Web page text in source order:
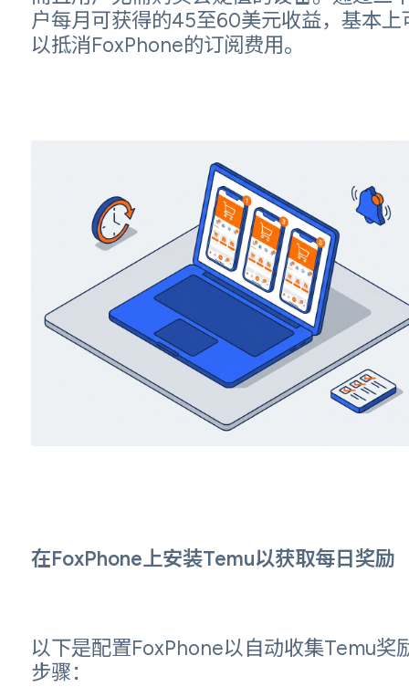
户每月可获得的45至60美元收益，基本上
以抵消FoxPhone的订阅费用。
在FoxPhone上安装Temu以获取每日奖励
以下是配置FoxPhone以自动收集Temu奖
步骤：